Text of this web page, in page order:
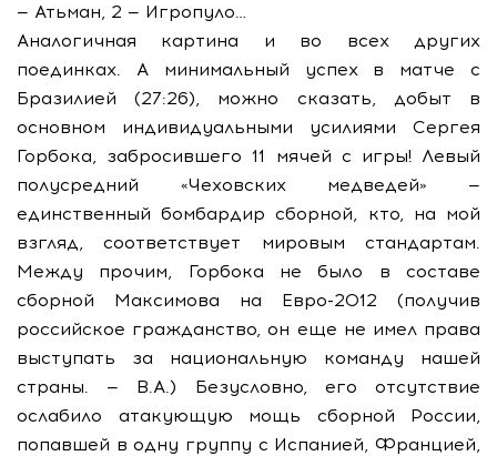
— Атьман, 2 — Игропуло…
Аналогичная картина и во всех других
поединках. А минимальный успех в матче с
Бразилией (27:26), можно сказать, добыт в
основном индивидуальными усилиями Сергея
Горбока, забросившего 11 мячей с игры! Левый
полусредний «Чеховских медведей» —
единственный бомбардир сборной, кто, на мой
взгляд, соответствует мировым стандартам.
Между прочим, Горбока не было в составе
сборной Максимова на Евро-2012 (получив
российское гражданство, он еще не имел права
выступать за национальную команду нашей
страны. — В.А.) Безусловно, его отсутствие
ослабило атакующую мощь сборной России,
попавшей в одну группу с Испанией, Францией,